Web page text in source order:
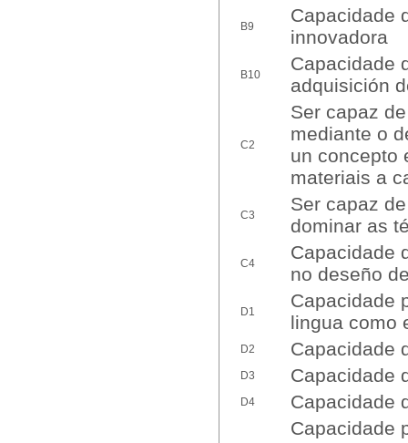
B9
Capacidade
innovadora
B10
Capacidade
adquisición
C2
Ser capaz
mediante o
un concepto
materiais a
C3
Ser capaz
dominar as
C4
Capacidade
no deseño
D1
Capacidade
lingua como
D2 Capacidade
D3 Capacidade
D4
Capacidade
Capacidade